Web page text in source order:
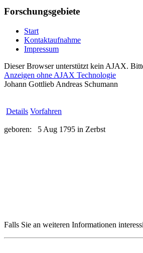
Forschungsgebiete
Start
Kontaktaufnahme
Impressum
Dieser Browser unterstützt kein AJAX.
Anzeigen ohne AJAX Technologie
Johann Gottlieb Andreas Schumann
Details Vorfahren
geboren:
5 Aug 1795 in Zerbst
Falls Sie an weiteren Informationen